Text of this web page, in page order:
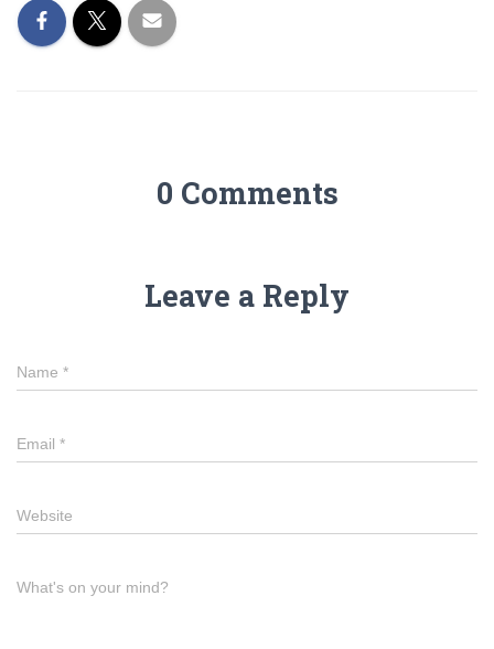
0 Comments
Leave a Reply
Name *
Email *
Website
What's on your mind?